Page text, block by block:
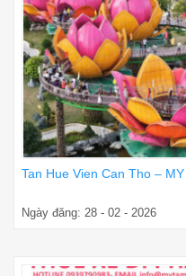
Tan Hue Vien Can Tho –
Ngày đăng: 28 - 02 - 2026